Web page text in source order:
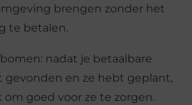
brengen zonder het
te betalen.
nadat je betaalbare
gevonden en ze hebt geplant,
om goed voor ze te zorgen.